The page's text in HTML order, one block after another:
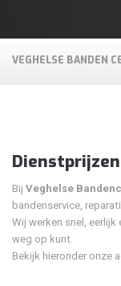
VEGHELSE BANDEN
Dienstprijzen
Bij Veghelse
bandenservice,
Wij werken snel,
weg op kunt.
Bekijk hieronder onze